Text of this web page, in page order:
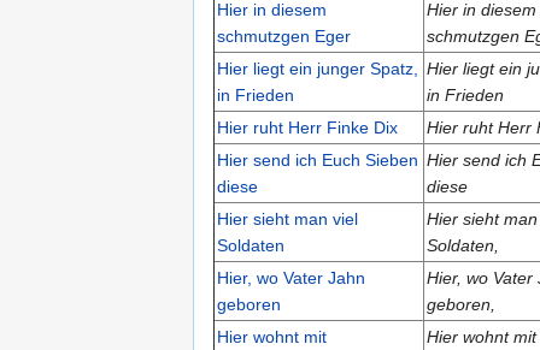
Hier in diesem
schmutzgen Eger
Hier in diesem
schmutzgen
Hier liegt ein junger Spatz,
in Frieden
Hier liegt ein
in Frieden
Hier ruht Herr Finke Dix
Hier ruht Herr
Hier send ich Euch Sieben
diese
Hier send ich
diese
Hier sieht man viel
Soldaten
Hier sieht
Soldaten,
Hier, wo Vater Jahn
geboren
Hier, wo Vater
geboren,
Hier wohnt mit
Hier wohnt mit